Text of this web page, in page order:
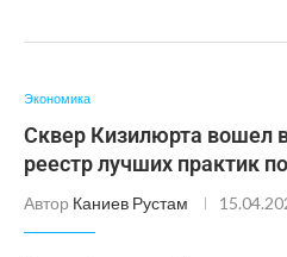
Экономика
Сквер Кизилюрта вошел
реестр лучших практик
Автор Каниев Рустам